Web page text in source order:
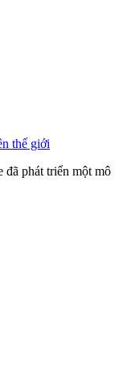
thế giới
đã phát triển một mô